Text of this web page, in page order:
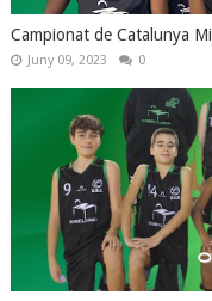
Campionat de Catalunya
Juny 09, 2023 0